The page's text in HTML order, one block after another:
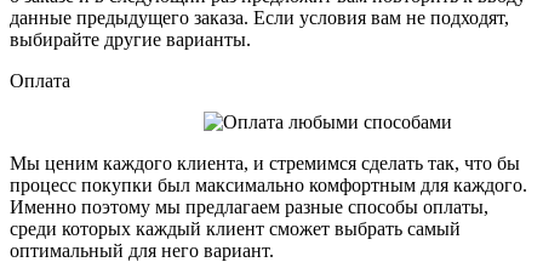
данные предыдущего заказа. Если условия вам не подходят,
выбирайте другие варианты.
Оплата
Мы ценим каждого клиента, и стремимся сделать так, что бы
процесс покупки был максимально комфортным для каждого.
Именно поэтому мы предлагаем разные способы оплаты,
среди которых каждый клиент сможет выбрать самый
оптимальный для него вариант.